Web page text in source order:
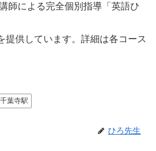
師による完全個別指導「英語ひ
提供しています。詳細は各コース
千葉寺駅
ひろ先生